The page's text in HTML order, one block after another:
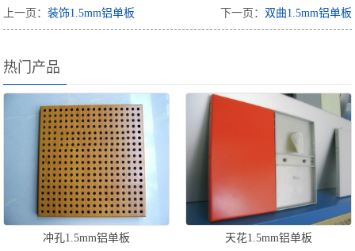
上一页：装饰1.5mm铝单板 下一页： 双曲1.5mm铝单板
热门产品
冲孔1.5mm铝单板 天花1.5mm铝单板